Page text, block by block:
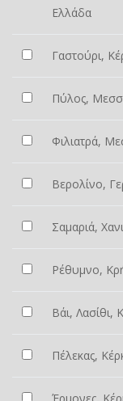
Ελλάδα
Γαστούρι,
Πύλος,
Φιλιατρά,
Βερολίνο,
Σαμαριά,
Ρέθυμνο,
Βάι, Λασίθι,
Πέλεκας,